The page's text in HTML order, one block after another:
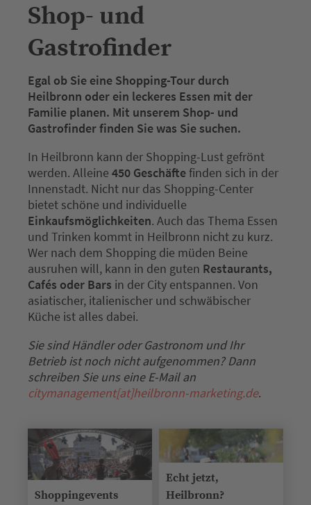
Shop- und
Gastrofinder
Egal ob Sie eine Shopping-Tour durch
Heilbronn oder ein leckeres Essen mit der
Familie planen. Mit unserem Shop- und
Gastrofinder finden Sie was Sie suchen.
In Heilbronn kann der Shopping-Lust gefrönt
werden. Alleine 450 Geschäftefinden sich in der
Innenstadt. Nicht nur das Shopping-Center
bietet schöne und individuelle
Einkaufsmöglichkeiten. Auch das Thema Essen
und Trinken kommt in Heilbronn nicht zu kurz.
Wer nach dem Shopping die müden Beine
ausruhen will, kann in den guten Restaurants,
Cafés oder Bars in der City entspannen. Von
asiatischer, italienischer und schwäbischer
Küche ist alles dabei.
Sie sind Händler oder Gastronom und Ihr
Betrieb ist noch nicht aufgenommen? Dann
schreiben Sie uns eine E-Mail an
citymanagement[at]heilbronn-marketing.de.
Shoppingevents
Echt jetzt,
Heilbronn?